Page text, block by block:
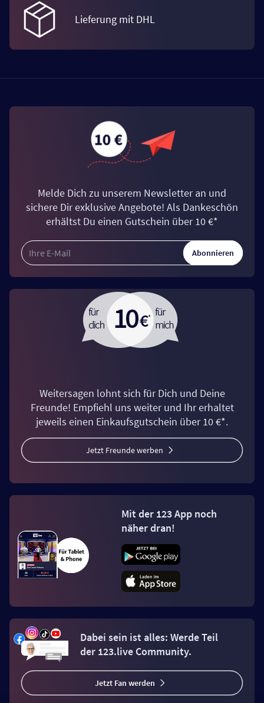
Lieferung mit DHL
Melde Dich zu unserem Newsletter an und
sichere Dir exklusive Angebote! Als Dankeschön
erhältst Du einen Gutschein über 10 €*
Abonnieren
Weitersagen lohnt sich für Dich und Deine
Freunde! Empfiehl uns weiter und Ihr erhaltet
jeweils einen Einkaufsgutschein über 10 €*.
Jetzt Freunde werben
Mit der 123 App noch
näher dran!
Dabei sein ist alles: Werde Teil
der 123.live Community.
Jetzt Fan werden